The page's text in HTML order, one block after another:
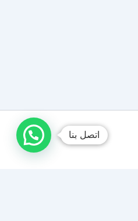
اتصل بنا